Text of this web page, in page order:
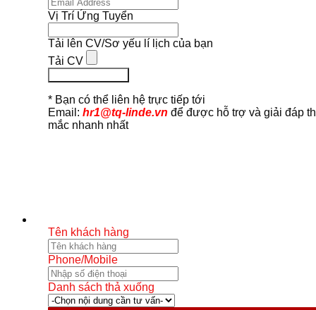
Vị Trí Ứng Tuyển
Tải lên CV/Sơ yếu lí lịch của bạn
Tải CV
* Bạn có thể liên hệ trực tiếp tới
Email: hr1@tq-linde.vn để được hỗ trợ và giải đáp
mắc nhanh nhất
Tên khách hàng
Phone/Mobile
Danh sách thả xuống